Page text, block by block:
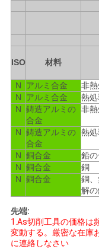
ISO 材料
N
アルミ合金 非
N
アルミ合金 熱処
N 鋳造アルミの
合金
非
N 鋳造アルミの
合金
熱処
N 銅合金 鉛
N 銅合金 銅
N 銅合金
銅
解
先端:
1.As切削工具の価格は
変動する。厳密な在庫
に連絡しなさい